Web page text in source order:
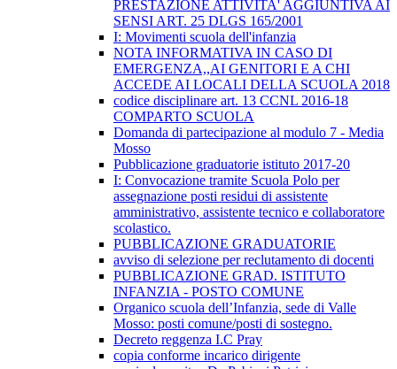
PRESTAZIONE ATTIVITA' AGGIUNTIVA AI
SENSI ART. 25 DLGS 165/2001
I: Movimenti scuola dell'infanzia
NOTA INFORMATIVA IN CASO DI
EMERGENZA,,AI GENITORI E A CHI
ACCEDE AI LOCALI DELLA SCUOLA 2018
codice disciplinare art. 13 CCNL 2016-18
COMPARTO SCUOLA
Domanda di partecipazione al modulo 7 - Media
Mosso
Pubblicazione graduatorie istituto 2017-20
I: Convocazione tramite Scuola Polo per
assegnazione posti residui di assistente
amministrativo, assistente tecnico e collaboratore
scolastico.
PUBBLICAZIONE GRADUATORIE
avviso di selezione per reclutamento di docenti
PUBBLICAZIONE GRAD. ISTITUTO
INFANZIA - POSTO COMUNE
Organico scuola dell’Infanzia, sede di Valle
Mosso: posti comune/posti di sostegno.
Decreto reggenza I.C Pray
copia conforme incarico dirigente